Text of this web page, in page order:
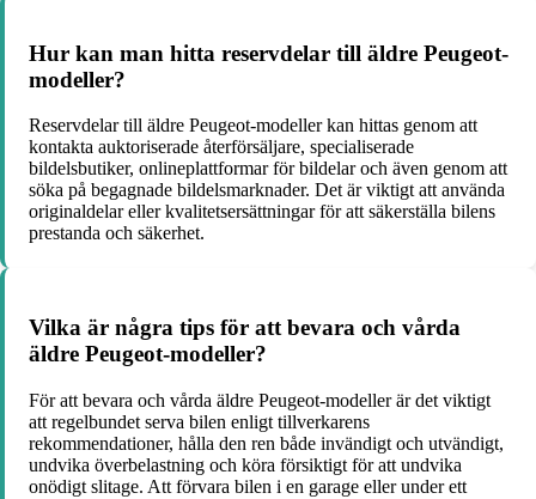
Hur kan man hitta reservdelar till äldre Peugeot-
modeller?
Reservdelar till äldre Peugeot-modeller kan hittas genom att
kontakta auktoriserade återförsäljare, specialiserade
bildelsbutiker, onlineplattformar för bildelar och även genom att
söka på begagnade bildelsmarknader. Det är viktigt att använda
originaldelar eller kvalitetsersättningar för att säkerställa bilens
prestanda och säkerhet.
Vilka är några tips för att bevara och vårda
äldre Peugeot-modeller?
För att bevara och vårda äldre Peugeot-modeller är det viktigt
att regelbundet serva bilen enligt tillverkarens
rekommendationer, hålla den ren både invändigt och utvändigt,
undvika överbelastning och köra försiktigt för att undvika
onödigt slitage. Att förvara bilen i en garage eller under ett